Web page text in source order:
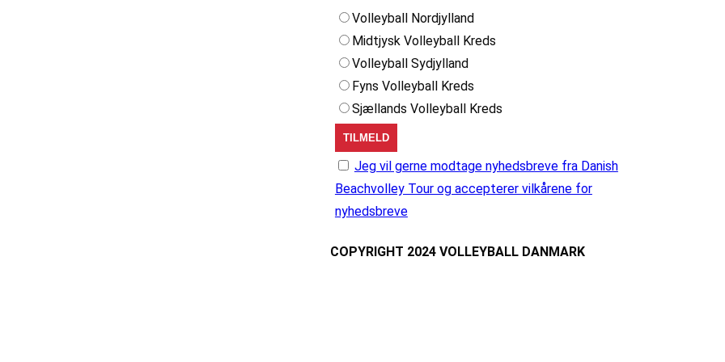
Volleyball Nordjylland
Midtjysk Volleyball Kreds
Volleyball Sydjylland
Fyns Volleyball Kreds
Sjællands Volleyball Kreds
Jeg vil gerne modtage nyhedsbreve fra Danish
Beachvolley Tour og accepterer vilkårene for
nyhedsbreve
COPYRIGHT 2024 VOLLEYBALL DANMARK